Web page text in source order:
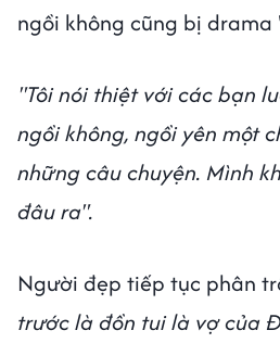
ngồi không cũng bị
"Tôi nói thiệt với các bạn
ngồi không, ngồi yên một
những câu chuyện. Mình
đâu ra".
Người đẹp tiếp tục phân
trước là đồn tui là vợ của